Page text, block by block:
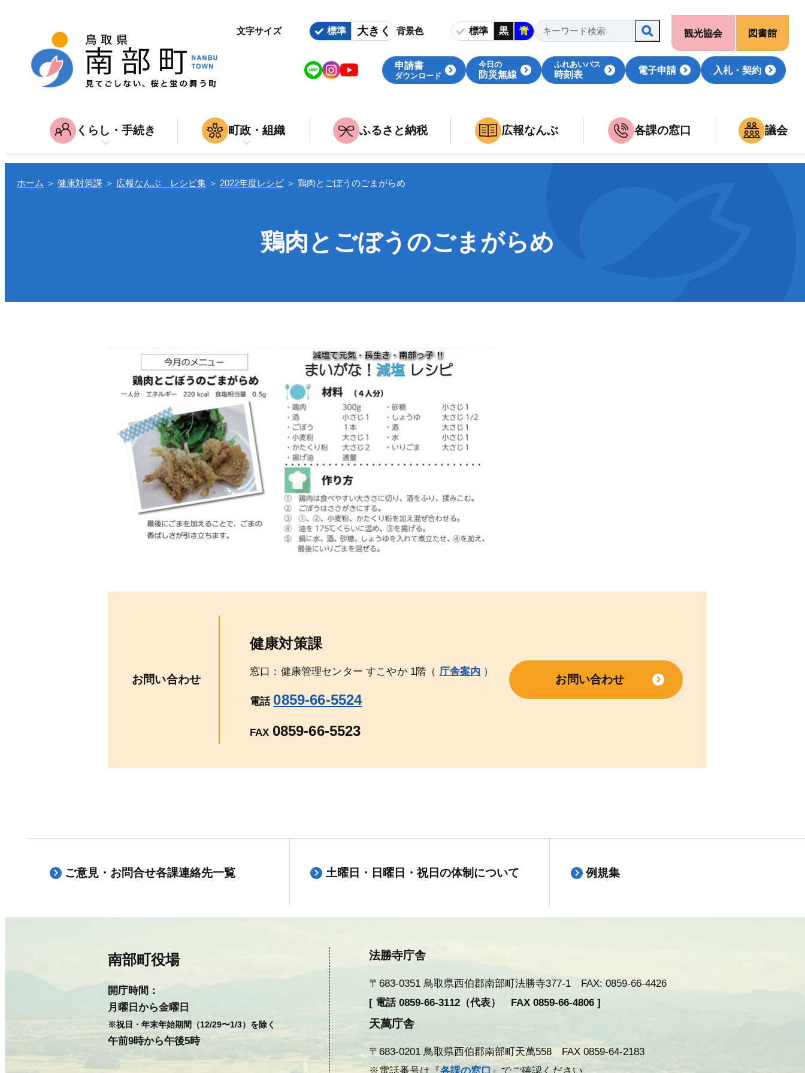
文字サイズ 標準 大きく 背景色 標準 黒 青
申請書
ダウンロード
今日の
防災無線
ふれあいバス
時刻表 電子申請 入札・契約
観光協会 図書館
くらし・手続き
子育て・教育
育児・入園・入学・教育
家族
結婚・離婚・出産・介護・死亡
くらし・手続きトップ
町政・組織
入札・契約 関連組織
ふるさと納税 広報なんぶ 各課の窓口 議会
ホーム ＞ 健康対策課 ＞ 広報なんぶ レシピ集 ＞ 2022年度レシピ ＞ 鶏肉とごぼうのごまがらめ
鶏肉とごぼうのごまがらめ
お問い合わせ
健康対策課
窓口：健康管理センター すこやか 1階 （ 庁舎案内 ）
電話 0859-66-5524
FAX 0859-66-5523
お問い合わせ
ご意見・お問合せ各課連絡先一覧 土曜日・日曜日・祝日の体制について 例規集
南部町役場
開庁時間：
月曜日から金曜日
※祝日・年末年始期間（12/29〜1/3）を除く
午前9時から午後5時
法勝寺庁舎
〒683-0351 鳥取県西伯郡南部町法勝寺377-1 FAX: 0859-66-4426
[ 電話 0859-66-3112（代表） FAX 0859-66-4806 ]
天萬庁舎
〒683-0201 鳥取県西伯郡南部町天萬558 FAX 0859-64-2183
※電話番号は『各課の窓口 』でご確認ください。